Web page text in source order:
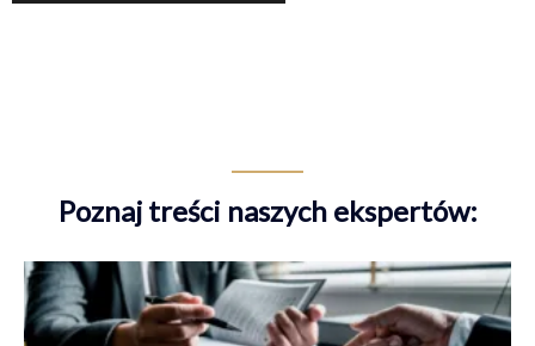
Poznaj treści naszych ekspertów: